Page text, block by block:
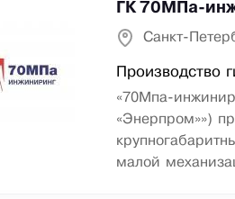
ГК 70МПа-
Санкт-
Производство
«70Мпа-
«Энерпром»»)
малой